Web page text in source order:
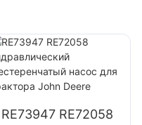
трактора UTB 650
RE73947 RE72058